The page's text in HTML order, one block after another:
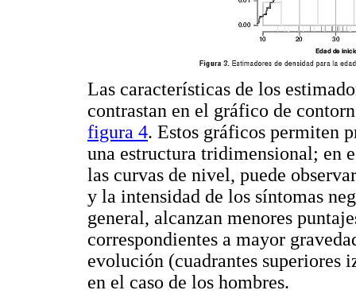
Las características de los
contrastan en el gráfico de
figura 4. Estos gráficos permiten
una estructura tridimensional; en
las curvas de nivel, puede
y la intensidad de los síntomas
general, alcanzan menores
correspondientes a mayor
evolución (cuadrantes superiores
en el caso de los hombres.